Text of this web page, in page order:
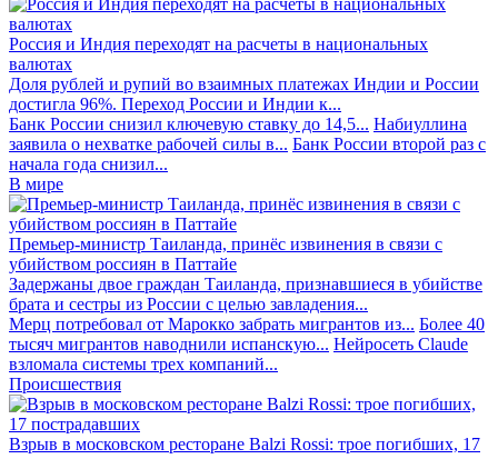
Россия и Индия переходят на расчеты в национальных
валютах
Доля рублей и рупий во взаимных платежах Индии и России
достигла 96%. Переход России и Индии к...
Банк России снизил ключевую ставку до 14,5... Набиуллина
заявила о нехватке рабочей силы в... Банк России второй раз с
начала года снизил...
В мире
Премьер-министр Таиланда, принёс извинения в связи с
убийством россиян в Паттайе
Задержаны двое граждан Таиланда, признавшиеся в убийстве
брата и сестры из России с целью завладения...
Мерц потребовал от Марокко забрать мигрантов из... Более 40
тысяч мигрантов наводнили испанскую... Нейросеть Claude
взломала системы трех компаний...
Происшествия
Взрыв в московском ресторане Balzi Rossi: трое погибших, 17